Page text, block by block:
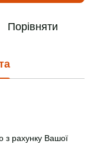
Порівняти
з рахунку Вашої